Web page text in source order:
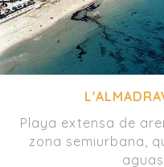
Playa extensa de
zona semiurbana,